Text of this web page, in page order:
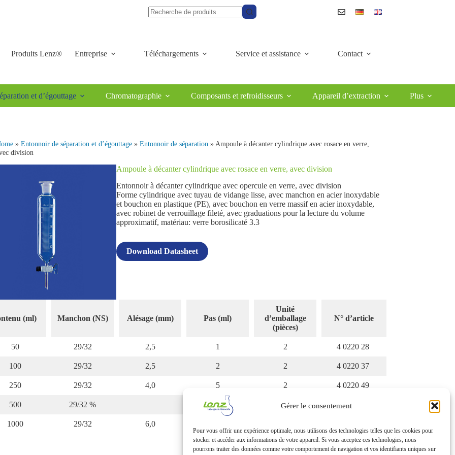
Gérer le consentement
Pour vous offrir une expérience optimale, nous utilisons des technologies telles que les cookies pour
stocker et accéder aux informations de votre appareil. Si vous acceptez ces technologies, nous
pourrons traiter des données comme votre comportement de navigation et vos identifiants uniques sur
Produits Lenz® Entreprise Téléchargements Service et assistance Contact
et d’égouttage Chromatographie Composants et refroidisseurs Appareil d’extraction Plus
»Entonnoir de séparation et d’égouttage »Entonnoir de séparation » Ampoule à décanter cylindrique avec rosace en verre,
division
Ampoule à décanter cylindrique avec rosace en verre, avec division
Entonnoir à décanter cylindrique avec opercule en verre, avec division
Forme cylindrique avec tuyau de vidange lisse, avec manchon en acier inoxydable
et bouchon en plastique (PE), avec bouchon en verre massif en acier inoxydable,
avec robinet de verrouillage fileté, avec graduations pour la lecture du volume
approximatif, matériau: verre borosilicaté 3.3
Download Datasheet
(ml) Manchon (NS) Alésage (mm) Pas (ml)
Unité
d’emballage
(pièces)
N° d’article
50 29/32 2,5 1 2 4 0220 28
100 29/32 2,5 2 2 4 0220 37
250 29/32 4,0 5 2 4 0220 49
500 29/32 % 2 4 0220 58
1000 29/32 6,0